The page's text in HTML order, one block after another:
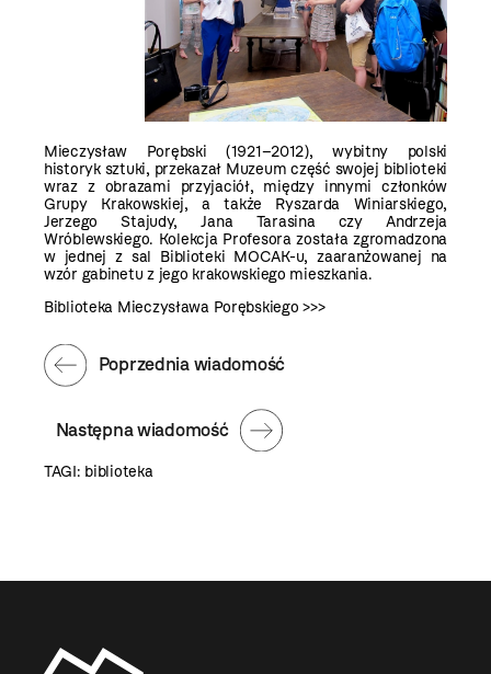
Mieczysław Porębski (1921–2012), wybitny polski
historyk sztuki, przekazał Muzeum część swojej biblioteki
wraz z obrazami przyjaciół, między innymi członków
Grupy Krakowskiej, a także Ryszarda Winiarskiego,
Jerzego Stajudy, Jana Tarasina czy Andrzeja
Wróblewskiego. Kolekcja Profesora została zgromadzona
w jednej z sal Biblioteki MOCAK-u, zaaranżowanej na
wzór gabinetu z jego krakowskiego mieszkania.
Biblioteka Mieczysława Porębskiego >>>
Następna wiadomość
Poprzednia wiadomość
TAGI: biblioteka